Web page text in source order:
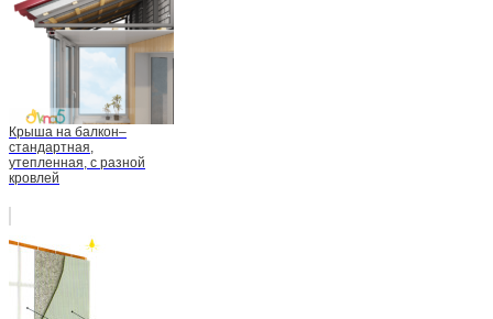
Крыша на балкон–
стандартная,
утепленная, с разной
кровлей